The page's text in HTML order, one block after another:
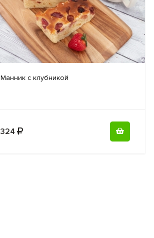
Манник склубникой
324